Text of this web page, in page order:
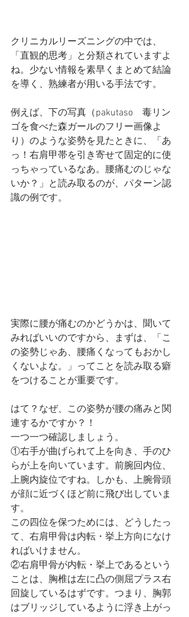
クリニカルリーズニングの中では、
「直観的思考」と分類されていますよ
ね。少ない情報を素早くまとめて結論
を導く、熟練者が用いる手法です。
例えば、下の写真（pakutaso　毒リン
ゴを食べた森ガールのフリー画像よ
り）のような姿勢を見たときに、「あ
っ！右肩甲帯を引き寄せて固定的に使
っちゃっているなあ。腰痛むのじゃな
いか？」と読み取るのが、パターン認
識の例です。
実際に腰が痛むのかどうかは、聞いて
みればいいのですから、まずは、「こ
の姿勢じゃあ、腰痛くなってもおかし
くないよな。」ってことを読み取る癖
をつけることが重要です。
はて？なぜ、この姿勢が腰の痛みと関
連するかですか？！
一つ一つ確認しましょう。
①右手が曲げられて上を向き、手のひ
らが上を向いています。前腕回内位、
上腕内旋位ですね。しかも、上腕骨頭
が顔に近づくほど前に飛び出していま
す。
この四位を保つためには、どうしたっ
て、右肩甲骨は内転・挙上方向になけ
ればいけません。
②右肩甲骨が内転・挙上であるという
ことは、胸椎は左に凸の側屈プラス右
回旋しているはずです。つまり、胸郭
はブリッジしているように浮き上がっ